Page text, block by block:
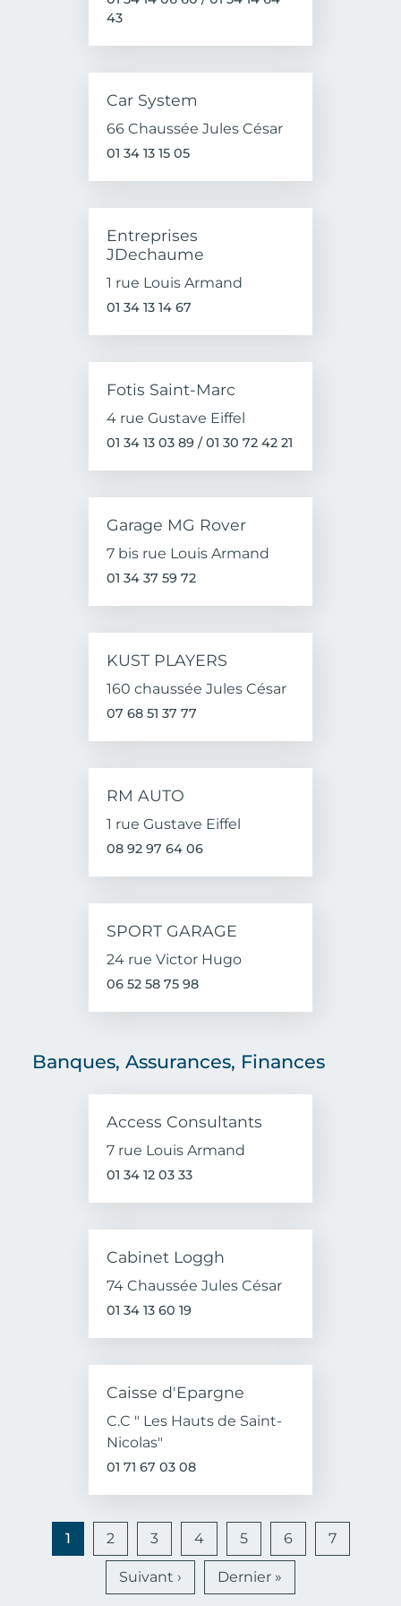
43
Car System
66 Chaussée Jules César
01 34 13 15 05
Entreprises
JDechaume
1 rue Louis Armand
01 34 13 14 67
Fotis Saint-Marc
4 rue Gustave Eiffel
01 34 13 03 89 / 01 30 72 42 21
Garage MG Rover
7 bis rue Louis Armand
01 34 37 59 72
KUST PLAYERS
160 chaussée Jules César
07 68 51 37 77
RM AUTO
1 rue Gustave Eiffel
08 92 97 64 06
SPORT GARAGE
24 rue Victor Hugo
06 52 58 75 98
Banques, Assurances, Finances
Access Consultants
7 rue Louis Armand
01 34 12 03 33
Cabinet Loggh
74 Chaussée Jules César
01 34 13 60 19
Caisse d'Epargne
C.C " Les Hauts de Saint-
Nicolas"
01 71 67 03 08
Pagination
1 2 3 4 5 6 7
Suivant › Page suivante
Dernier »